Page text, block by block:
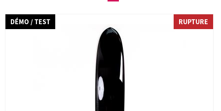
DÉMO / TEST RUPTURE